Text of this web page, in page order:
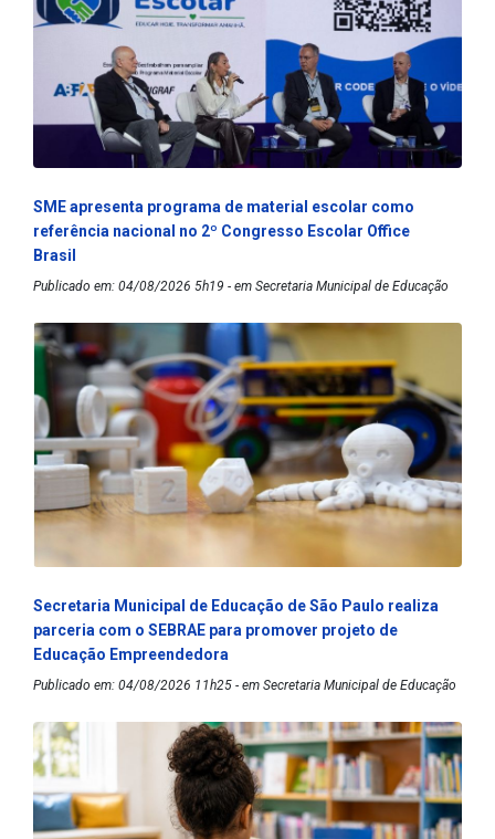
SME apresenta programa de material escolar como
referência nacional no 2º Congresso Escolar Office
Brasil
Publicado em: 04/08/2026 5h19 - em Secretaria Municipal de Educação
Secretaria Municipal de Educação de São Paulo realiza
parceria com o SEBRAE para promover projeto de
Educação Empreendedora
Publicado em: 04/08/2026 11h25 - em Secretaria Municipal de Educação